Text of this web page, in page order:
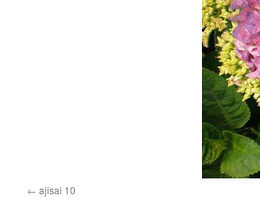
ajisai 10